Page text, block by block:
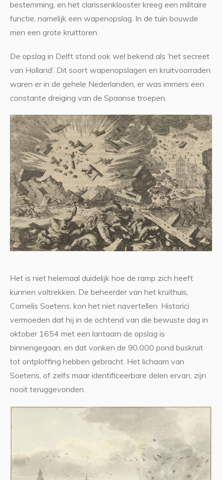
bestemming, en het clarissenklooster kreeg een militaire
functie, namelijk een wapenopslag. In de tuin bouwde
men een grote kruittoren.
De opslag in Delft stond ook wel bekend als ‘het secreet
van Holland’. Dit soort wapenopslagen en kruitvoorraden
waren er in de gehele Nederlanden, er was immers een
constante dreiging van de Spaanse troepen.
Het is niet helemaal duidelijk hoe de ramp zich heeft
kunnen voltrekken. De beheerder van het kruithuis,
Cornelis Soetens, kon het niet navertellen. Historici
vermoeden dat hij in de ochtend van die bewuste dag in
oktober 1654 met een lantaarn de opslag is
binnengegaan, en dat vonken de 90.000 pond buskruit
tot ontploffing hebben gebracht. Het lichaam van
Soetens, of zelfs maar identificeerbare delen ervan, zijn
nooit teruggevonden.